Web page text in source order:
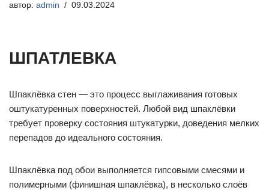
автор: admin 09.03.2024
ШПАТЛЕВКА
Шпаклёвка стен — это процесс выглаживания готовых
оштукатуренных поверхностей. Любой вид шпаклёвки
требует проверку состояния штукатурки, доведения мелких
перепадов до идеального состояния.
Шпаклёвка под обои выполняется гипсовыми смесями и
полимерными (финишная шпаклёвка), в несколько слоёв